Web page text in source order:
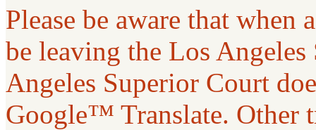
Please be aware that
be leaving the Los
Angeles Superior Court
Google™ Translate. Other